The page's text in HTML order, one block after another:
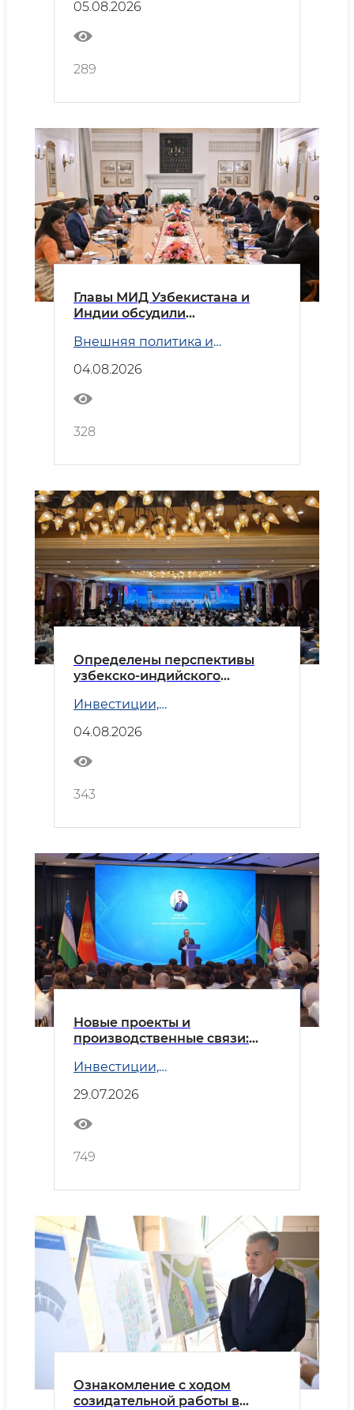
05.08.2026
289
Главы МИД Узбекистана и
Индии обсудили
двустороннего
сотрудничества
Внешняя политика и
04.08.2026
328
Определены перспективы
узбекско-индийского
Инвестиции,
04.08.2026
343
Новые проекты и
производственные связи:
углубляют сотрудничество
Инвестиции,
29.07.2026
749
Ознакомление с ходом
созидательной работы в